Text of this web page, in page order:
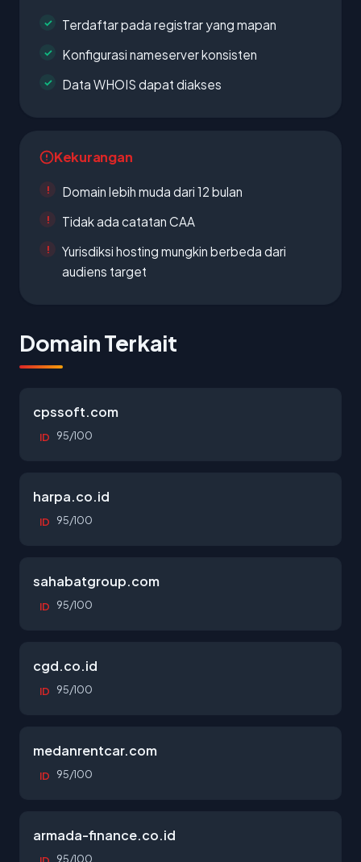
Terdaftar pada registrar yang mapan
Konfigurasi nameserver konsisten
Data WHOIS dapat diakses
Kekurangan
Domain lebih muda dari 12 bulan
Tidak ada catatan CAA
Yurisdiksi hosting mungkin berbeda dari
audiens target
Domain Terkait
cpssoft.com
ID 95/100
harpa.co.id
ID 95/100
sahabatgroup.com
ID 95/100
cgd.co.id
ID 95/100
medanrentcar.com
ID 95/100
armada-finance.co.id
95/100